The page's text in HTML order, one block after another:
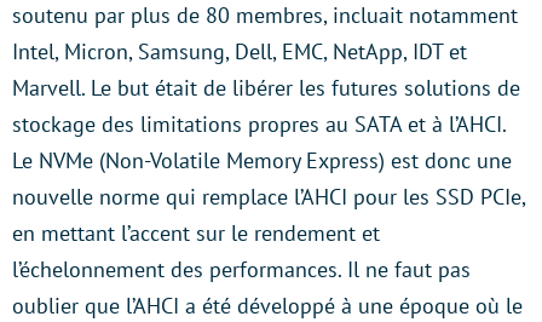
soutenu par plus de 80 membres, incluait notamment
Intel, Micron, Samsung, Dell, EMC, NetApp, IDT et
Marvell. Le but était de libérer les futures solutions de
stockage des limitations propres au SATA et à l’AHCI.
Le NVMe (Non-Volatile Memory Express) est donc une
nouvelle norme qui remplace l’AHCI pour les SSD PCIe,
en mettant l’accent sur le rendement et
l’échelonnement des performances. Il ne faut pas
oublier que l’AHCI a été développé à une époque où le